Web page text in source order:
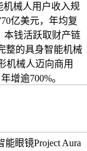
机械人用户收入规
亿美元，年均复
本钱活跃取财产链
整的具身智能机械
机械人迈向商用
增逾700%。
眼镜Project Aura